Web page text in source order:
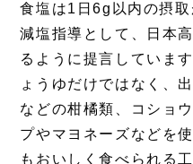
食塩は1日6g以内の摂
減塩指導として、日本
るように提言していま
ょうゆだけではなく、
などの柑橘類、コショ
プやマヨネーズなどを
もおいしく食べられる